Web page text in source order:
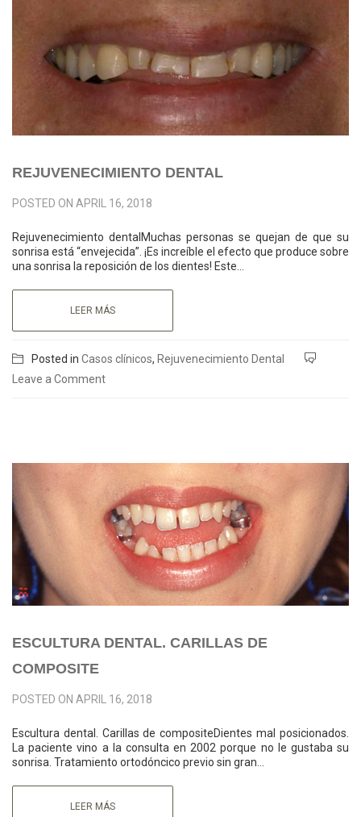
REJUVENECIMIENTO DENTAL
POSTED ON APRIL 16, 2018
Rejuvenecimiento dentalMuchas personas se quejan de que su
sonrisa está “envejecida”. ¡Es increíble el efecto que produce sobre
una sonrisa la reposición de los dientes! Este…
LEER MÁS
Posted in Casos clínicos, Rejuvenecimiento Dental
Leave a Comment
ESCULTURA DENTAL. CARILLAS DE
COMPOSITE
POSTED ON APRIL 16, 2018
Escultura dental. Carillas de compositeDientes mal posicionados.
La paciente vino a la consulta en 2002 porque no le gustaba su
sonrisa. Tratamiento ortodóncico previo sin gran…
LEER MÁS